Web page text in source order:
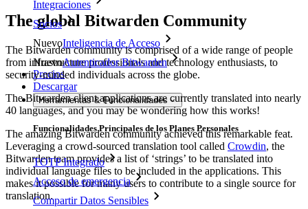
Integraciones
Socios
NuevoInteligencia de Acceso
NuevoAutenticador Bitwarden
Precios
Descargar
Herramientas & Funcionalidades
Funcionalidades Principales de los Planes Personales
TOTP Integrado
Acceso de emergencia
Compartir Datos Sensibles
The global Bitwarden Community
The Bitwarden community is comprised of a wide range of people
from infrastructure professionals and technology enthusiasts, to
security-minded individuals across the globe.
The Bitwarden client applications are currently translated into nearly
40 languages, and you may be wondering how this works!
The amazing Bitwarden community achieved this remarkable feat.
Leveraging a crowd-sourced translation tool called Crowdin, the
Bitwarden team provides a list of ‘strings’ to be translated into
individual language files to be included in the applications. This
makes it possible for many users to contribute to a single source for
translation.